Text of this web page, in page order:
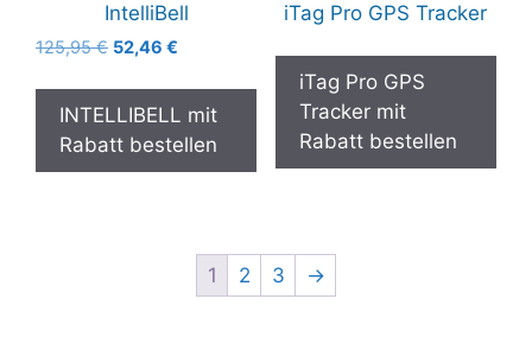
IntelliBell
125,95€ Ursprünglicher
war:
125,95 €
52,46 €
ist:
52,46 €.
INTELLIBELL mit
Rabatt bestellen
iTag Pro GPS Tracker
iTag Pro GPS
Tracker mit
Rabatt bestellen
1 2 3 →